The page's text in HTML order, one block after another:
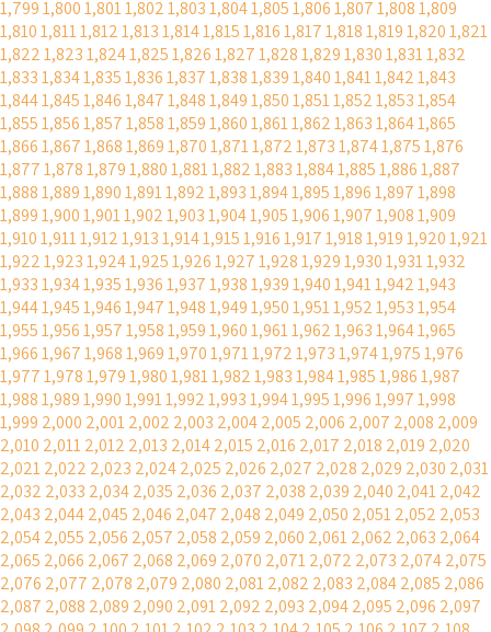
1,7991,8001,8011,8021,8031,8041,8051,8061,8071,8081,809
1,8101,8111,8121,8131,8141,8151,8161,8171,8181,8191,8201,821
1,8221,8231,8241,8251,8261,8271,8281,8291,8301,8311,832
1,8331,8341,8351,8361,8371,8381,8391,8401,8411,8421,843
1,8441,8451,8461,8471,8481,8491,8501,8511,8521,8531,854
1,8551,8561,8571,8581,8591,8601,8611,8621,8631,8641,865
1,8661,8671,8681,8691,8701,8711,8721,8731,8741,8751,876
1,8771,8781,8791,8801,8811,8821,8831,8841,8851,8861,887
1,8881,8891,8901,8911,8921,8931,8941,8951,8961,8971,898
1,8991,9001,9011,9021,9031,9041,9051,9061,9071,9081,909
1,9101,9111,9121,9131,9141,9151,9161,9171,9181,9191,9201,921
1,9221,9231,9241,9251,9261,9271,9281,9291,9301,9311,932
1,9331,9341,9351,9361,9371,9381,9391,9401,9411,9421,943
1,9441,9451,9461,9471,9481,9491,9501,9511,9521,9531,954
1,9551,9561,9571,9581,9591,9601,9611,9621,9631,9641,965
1,9661,9671,9681,9691,9701,9711,9721,9731,9741,9751,976
1,9771,9781,9791,9801,9811,9821,9831,9841,9851,9861,987
1,9881,9891,9901,9911,9921,9931,9941,9951,9961,9971,998
1,999 2,000 2,0012,002 2,003 2,0042,005 2,006 2,007 2,008 2,009
2,010 2,0112,012 2,013 2,0142,015 2,016 2,017 2,018 2,019 2,020
2,0212,022 2,023 2,0242,025 2,026 2,027 2,028 2,029 2,030 2,031
2,032 2,033 2,0342,035 2,036 2,037 2,038 2,039 2,040 2,0412,042
2,043 2,0442,045 2,046 2,047 2,048 2,049 2,050 2,0512,052 2,053
2,0542,055 2,056 2,057 2,058 2,059 2,060 2,0612,062 2,063 2,064
2,065 2,066 2,067 2,068 2,069 2,070 2,0712,072 2,073 2,0742,075
2,076 2,077 2,078 2,079 2,080 2,0812,082 2,083 2,0842,085 2,086
2,087 2,088 2,089 2,090 2,0912,092 2,093 2,0942,095 2,096 2,097